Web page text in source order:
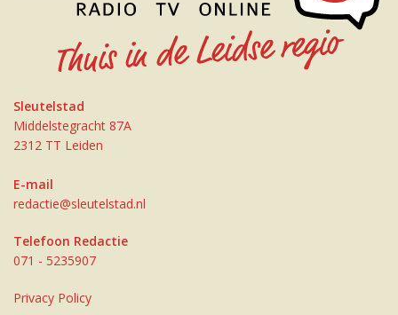
Sleutelstad
Middelstegracht 87A
2312 TT Leiden
E-mail
redactie@sleutelstad.nl
Telefoon Redactie
071 - 5235907
Privacy Policy